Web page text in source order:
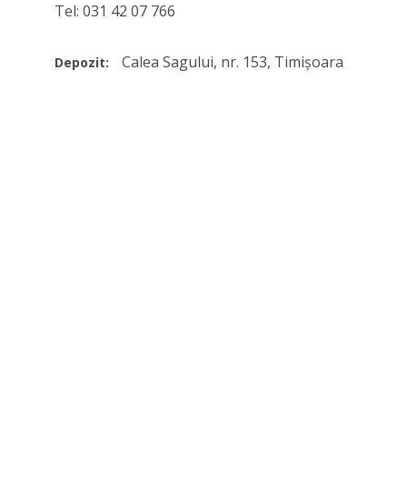
Tel: 031 42 07 766
Depozit: Calea Sagului, nr. 153, Timișoara